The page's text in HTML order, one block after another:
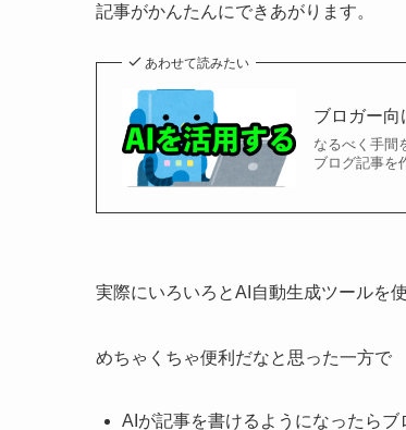
記事がかんたんにできあがります。
あわせて読みたい
ブロガー向
なるべく手間
ブログ記事を
実際にいろいろとAI自動生成ツールを
めちゃくちゃ便利だなと思った一方で
AIが記事を書けるようになったら